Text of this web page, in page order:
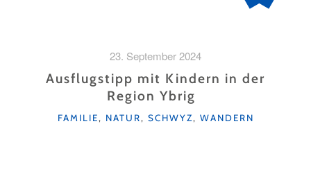
23. September 2024
Ausflugstipp mit Kindern in der
Region Ybrig
KATEGORIEN
FAMILIE, NATUR, SCHWYZ, WANDERN